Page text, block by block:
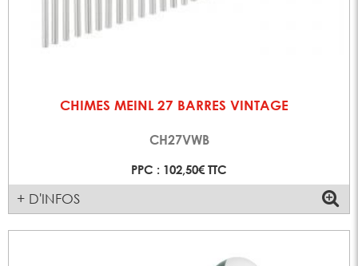
CHIMES MEINL 27 BARRES VINTAGE
CH27VWB
PPC : 102,50€ TTC
+ D'INFOS